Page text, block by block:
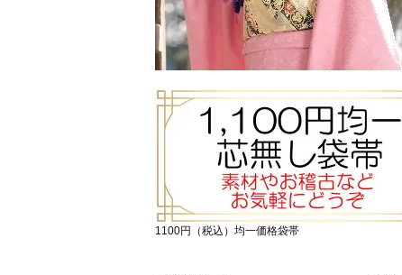
1100円（税込）均一価格袋帯